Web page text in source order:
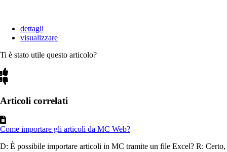
dettagli
visualizzare
Ti è stato utile questo articolo?
Articoli correlati
Come importare gli articoli da MC Web?
D: È possibile importare articoli in MC tramite un file Excel? R: Certo,